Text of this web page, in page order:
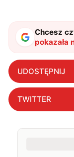
Chcesz
pokazała
nim nie
UDOSTĘPNIJ
TWITTER